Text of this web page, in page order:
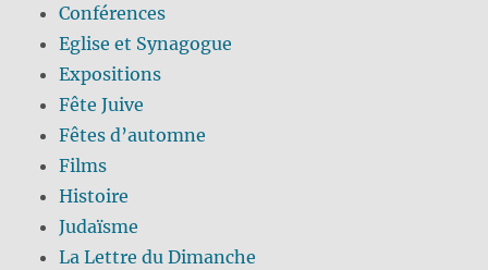
Conférences
Eglise et Synagogue
Expositions
Fête Juive
Fêtes d’automne
Films
Histoire
Judaïsme
La Lettre du Dimanche